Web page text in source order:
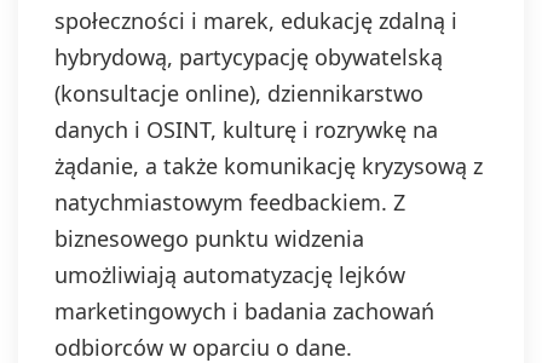
społeczności i marek, edukację zdalną i
hybrydową, partycypację obywatelską
(konsultacje online), dziennikarstwo
danych i OSINT, kulturę i rozrywkę na
żądanie, a także komunikację kryzysową z
natychmiastowym feedbackiem. Z
biznesowego punktu widzenia
umożliwiają automatyzację lejków
marketingowych i badania zachowań
odbiorców w oparciu o dane.